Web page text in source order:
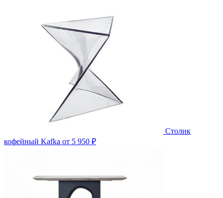
Столик
кофейный Kafka от 5 950 ₽